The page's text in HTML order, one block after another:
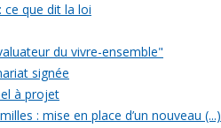
ce que dit la loi
du vivre-ensemble"
signée
à projet
: mise en place d’un nouveau (...)